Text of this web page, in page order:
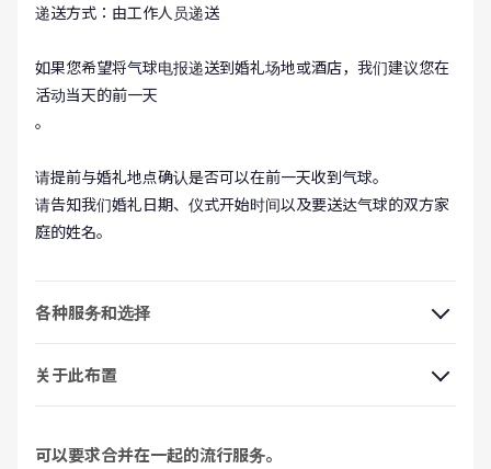
递送方式：由工作人员递送
如果您希望将气球电报递送到婚礼场地或酒店，我们建议您在
活动当天的前一天
。
请提前与婚礼地点确认是否可以在前一天收到气球。
请告知我们婚礼日期、仪式开始时间以及要送达气球的双方家
庭的姓名。
各种服务和选择
关于此布置
可以要求合并在一起的流行服务。